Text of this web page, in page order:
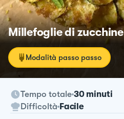
Millefoglie di zucchine
Modalità passo passo
Tempo totale 30 minuti
Difficoltà Facile